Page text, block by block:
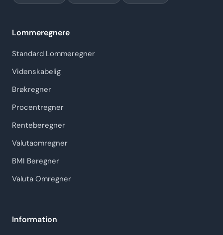
Lommeregnere
Standard Lommeregner
Videnskabelig
Brøkregner
Procentregner
Renteberegner
Valutaomregner
BMI Beregner
Valuta Omregner
Information